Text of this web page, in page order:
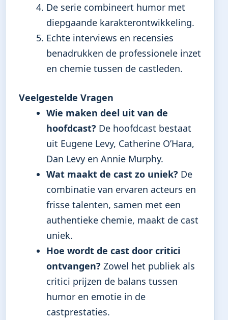
De serie combineert humor met
diepgaande karakterontwikkeling.
Echte interviews en recensies
benadrukken de professionele inzet
en chemie tussen de castleden.
Veelgestelde Vragen
Wie maken deel uit van de
hoofdcast? De hoofdcast bestaat
uit Eugene Levy, Catherine O’Hara,
Dan Levy en Annie Murphy.
Wat maakt de cast zo uniek? De
combinatie van ervaren acteurs en
frisse talenten, samen met een
authentieke chemie, maakt de cast
uniek.
Hoe wordt de cast door critici
ontvangen? Zowel het publiek als
critici prijzen de balans tussen
humor en emotie in de
castprestaties.